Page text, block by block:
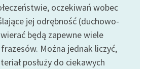
oczekiwań wobec
jej odrębność (duchowo-
będą zapewne wiele
Można jednak liczyć,
posłuży do ciekawych